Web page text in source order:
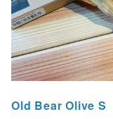
Old Bear Olive S